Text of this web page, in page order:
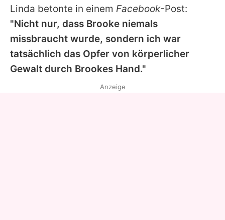
Linda betonte in einem Facebook-Post:
"Nicht nur, dass Brooke niemals
missbraucht wurde, sondern ich war
tatsächlich das Opfer von körperlicher
Gewalt durch Brookes Hand."
Anzeige